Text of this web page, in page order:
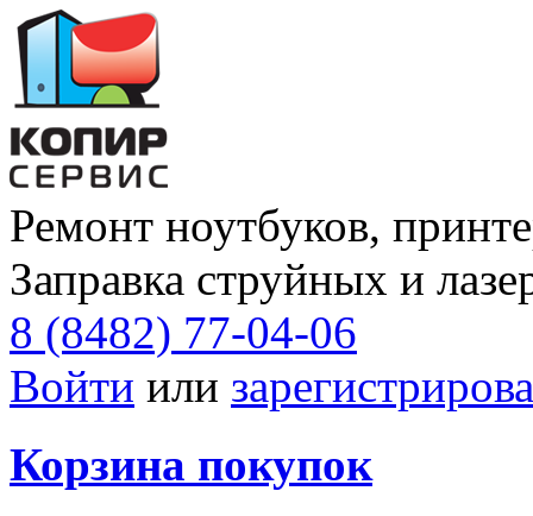
Ремонт ноутбуков,
Заправка струйных и
8 (8482) 77-04-06
Войти или
Корзина покупок